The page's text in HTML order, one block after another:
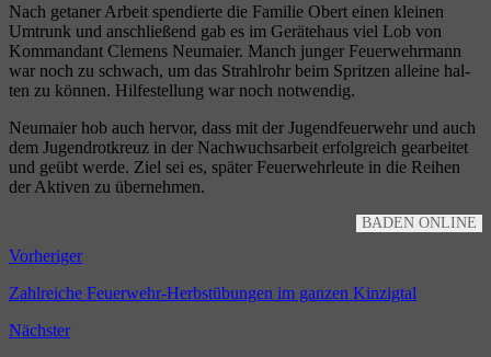
Nach geta­ner Arbeit spen­dier­te die Fami­lie Obert einen klei­nen
Umtrunk und anschlie­ßend gab es im Gerä­te­haus viel Lob von
Kom­man­dant Cle­mens Neu­mai­er. Manch jun­ger Feu­er­wehr­mann
war noch zu schwach, um das Strahl­rohr beim Sprit­zen allei­ne hal­
ten zu kön­nen. Hil­fe­stel­lung war noch notwendig.
Neu­mai­er hob auch her­vor, dass mit der Jugend­feu­er­wehr und auch
dem Jugend­rot­kreuz in der Nach­wuchs­ar­beit erfolg­reich gear­bei­tet
und geübt wer­de. Ziel sei es, spä­ter Feu­er­wehr­leu­te in die Rei­hen
der Akti­ven zu übernehmen.
BADEN ONLINE
Vorheriger
Zahlreiche Feuerwehr-Herbstübungen im ganzen Kinzigtal
Nächster